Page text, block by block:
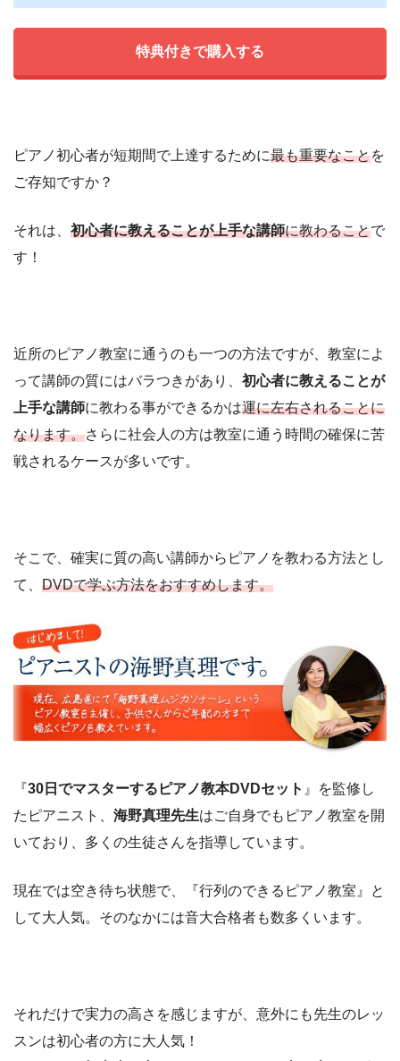
特典付きで購入する
ピアノ初心者が短期間で上達するために最も重要なことを
ご存知ですか？
それは、 初心者に教えることが上手な講師に教わることで
す！
近所のピアノ教室に通うのも一つの方法ですが、教室によ
って講師の質にはバラつきがあり、 初心者に教えることが
上手な講師に教わる事ができるかは運に左右されることに
なります。さらに社会人の方は教室に通う時間の確保に苦
戦されるケースが多いです。
そこで、確実に質の高い講師からピアノを教わる方法とし
て、 DVDで学ぶ方法をおすすめします。
『30日でマスターするピアノ教本DVDセット 』を監修し
たピアニスト、 海野真理先生はご自身でもピアノ教室を開
いており、多くの生徒さんを指導しています。
現在では空き待ち状態で、『行列のできるピアノ教室』と
して大人気。そのなかには音大合格者も数多くいます。
それだけで実力の高さを感じますが、意外にも先生のレッ
スンは初心者の方に大人気！